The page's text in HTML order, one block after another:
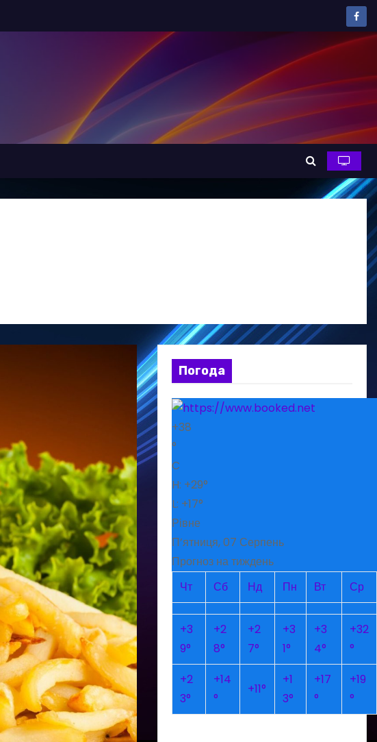
Погода
+38
°
C
H: +29°
L: +17°
Рівне
П’ятниця, 07 Серпень
Прогноз на тиждень
Чт
Сб Нд Пн Вт Ср
+3
9°
+2
8°
+2
7°
+3
1°
+3
4°
+32
°
+2
3°
+14
°
+11°
+1
3°
+17
°
+19
°